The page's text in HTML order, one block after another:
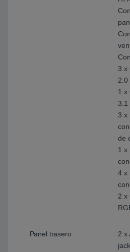
3 x
2.0
1 x
3.1
3 x
de
1 x
4 x
2 x
Panel trasero
2 x